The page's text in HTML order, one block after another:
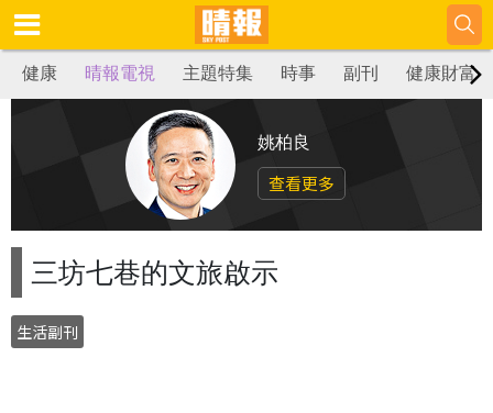
健康 晴報電視 主題特集 時事 副刊 健康財富
姚柏良
查看更多
三坊七巷的文旅啟示
生活副刊